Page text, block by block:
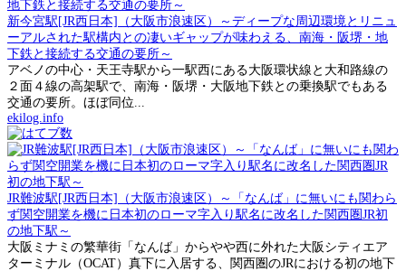
新今宮駅[JR西日本]（大阪市浪速区）～ディープな周辺環境とリニュ
ーアルされた駅構内との凄いギャップが味わえる、南海・阪堺・地
下鉄と接続する交通の要所～
アベノの中心・天王寺駅から一駅西にある大阪環状線と大和路線の
２面４線の高架駅で、南海・阪堺・大阪地下鉄との乗換駅でもある
交通の要所。ほぼ同位...
ekilog.info
JR難波駅[JR西日本]（大阪市浪速区）～「なんば」に無いにも関わら
ず関空開業を機に日本初のローマ字入り駅名に改名した関西圏JR初
の地下駅～
大阪ミナミの繁華街「なんば」からやや西に外れた大阪シティエア
ターミナル（OCAT）真下に入居する、関西圏のJRにおける初の地下